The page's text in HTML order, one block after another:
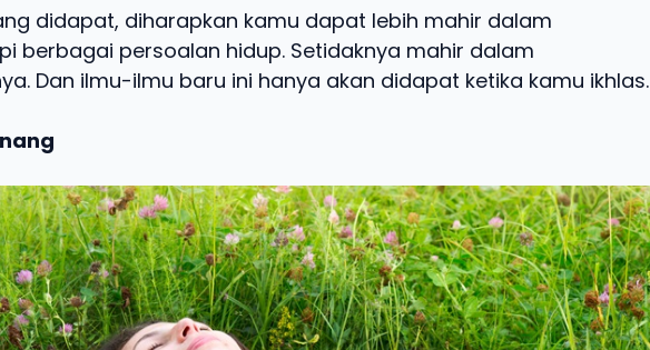
didapat, diharapkan kamu dapat lebih mahir dalam
berbagai persoalan hidup. Setidaknya mahir dalam
Dan ilmu-ilmu baru ini hanya akan didapat ketika kamu ikhlas.